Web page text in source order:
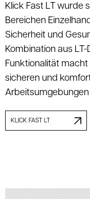
Klick Fast LT wurde
Bereichen
Sicherheit und
Kombination aus
Funktionalität macht
sicheren und
Arbeitsumgebungen
KLICK FAST LT